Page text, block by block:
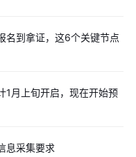
评价网
入口
全国会计资格报名
全国会计资格
名到拿证，这6个关键节点
1月上旬开启，现在开始预
息采集要求